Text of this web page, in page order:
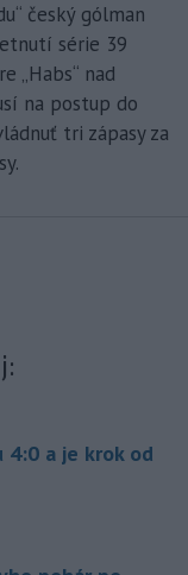
český gólman
série 39
„Habs“ nad
na postup do
tri zápasy za
4:0 a je krok od